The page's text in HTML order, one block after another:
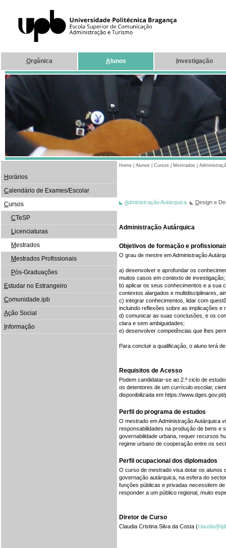
Orgânica Alunos nvestigação
Horários
Calendário de Exames/Escolar
Cursos
CTeSP
Licenciaturas
Mestrados
Mestrados Profissionais
Pós-Graduações
Estudar no Estrangeiro
Comunidade.ipb
Ação Social
nformação
Home Alunos Cursos Mestrados
Administração Autárquica Design e
Administração Autárquica
Objetivos de formação e
O grau de mestre em Administração
a) desenvolver e aprofundar os
muitos casos em contexto de investigação;
b) aplicar os seus conhecimentos e a sua
contextos alargados e multidisciplinares,
c) integrar conhecimentos, lidar com
incluindo reflexões sobre as implicações
d) comunicar as suas conclusões, e os
clara e sem ambiguidades;
e) desenvolver competências que lhes
Para concluir a qualificação, o aluno terá
Requisitos de Acesso
Podem candidatar-se ao 2.º ciclo de
os detentores de um currículo escolar,
disponibilizada em https://
Perfil do programa de estudos
O mestrado em Administração Autárquica
responsabilidades na produção de bens e
governabilidade urbana, requer recursos
regime urbano de cooperação entre os
Perfil ocupacional dos diplomados
O curso de mestrado visa dotar os alunos
governação autárquica, na esfera do
funções públicas e privadas necessitem
responder a um público regional, muito
Diretor de Curso
Claudia Cristina Silva da Costa (